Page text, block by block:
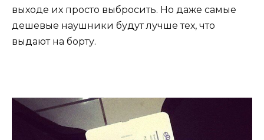
выходе их просто выбросить. Но даже самые
дешевые наушники будут лучше тех, что
выдают на борту.